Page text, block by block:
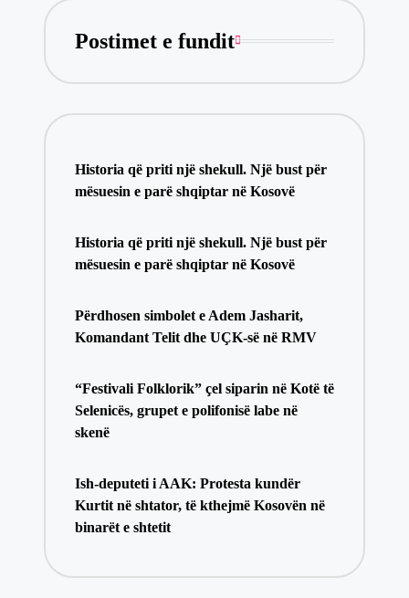
Postimet e fundit
​Historia që priti një shekull. Një bust për
mësuesin e parë shqiptar në Kosovë
​Historia që priti një shekull. Një bust për
mësuesin e parë shqiptar në Kosovë
Përdhosen simbolet e Adem Jasharit,
Komandant Telit dhe UÇK-së në RMV
“Festivali Folklorik” çel siparin në Kotë të
Selenicës, grupet e polifonisë labe në
skenë
Ish-deputeti i AAK: Protesta kundër
Kurtit në shtator, të kthejmë Kosovën në
binarët e shtetit